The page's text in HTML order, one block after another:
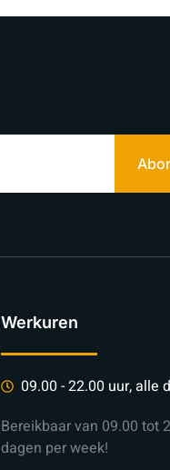
Werkuren
09.00 - 22.00 uur, alle
Bereikbaar van 09.00 tot
dagen per week!